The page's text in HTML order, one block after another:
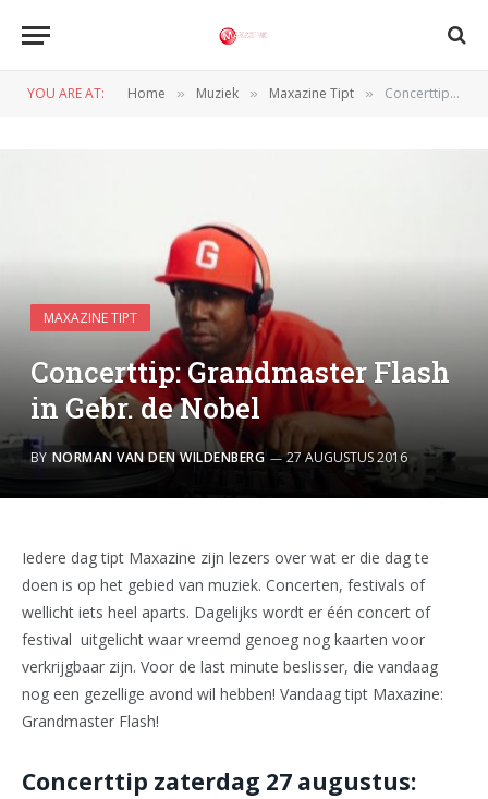
YOU ARE AT: Home » Muziek » Maxazine Tipt » Concerttip: Grandmaster Flash in Gebr. de Nobel
MAXAZINE TIPT
Concerttip: Grandmaster Flash
in Gebr. de Nobel
BY NORMAN VAN DEN WILDENBERG 27 AUGUSTUS 2016
Iedere dag tipt Maxazine zijn lezers over wat er die dag te
doen is op het gebied van muziek. Concerten, festivals of
wellicht iets heel aparts. Dagelijks wordt er één concert of
festival uitgelicht waar vreemd genoeg nog kaarten voor
verkrijgbaar zijn. Voor de last minute beslisser, die vandaag
nog een gezellige avond wil hebben! Vandaag tipt Maxazine:
Grandmaster Flash!
Concerttip zaterdag 27 augustus: